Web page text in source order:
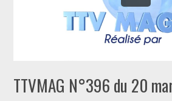
TTVMAG N°396 du 20